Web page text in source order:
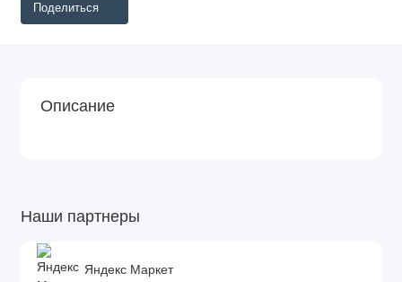
Поделиться
Описание
Наши партнеры
Яндекс Маркет